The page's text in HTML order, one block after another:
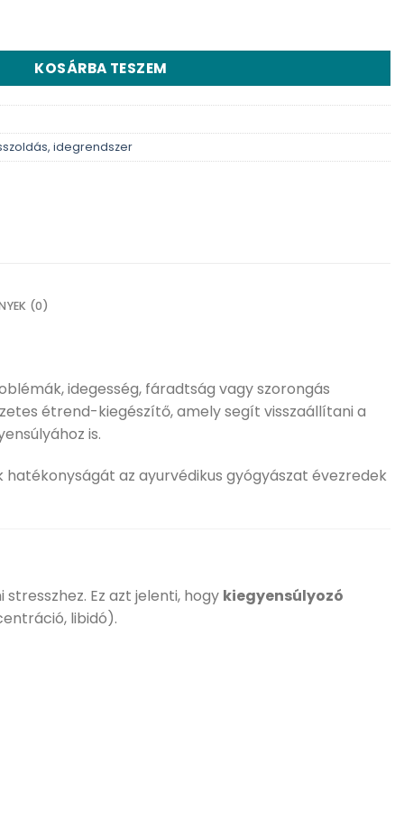
KOSÁRBA TESZEM
idegrendszer
(0)
idegesség, fáradtság vagy szorongás
étrend-kiegészítő, amely segít visszaállítani a
is.
az ayurvédikus gyógyászat évezredek
Ez azt jelenti, hogy kiegyensúlyozó
libidó).